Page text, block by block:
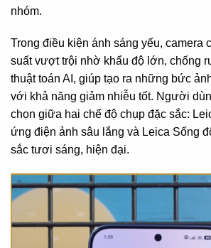
nhóm.
Trong điều kiện ánh sáng yếu, camera
suất vượt trội nhờ khẩu độ lớn, chống
thuật toán AI, giúp tạo ra những bức
với khả năng giảm nhiễu tốt. Người
chọn giữa hai chế độ chụp đặc sắc:
ứng điện ảnh sâu lắng và Leica Sống
sắc tươi sáng, hiện đại.